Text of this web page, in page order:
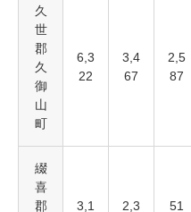
久
世
郡
久
御
山
町
6,3
22
3,4
67
2,5
87
綴
喜
郡
3,1
2,3
51